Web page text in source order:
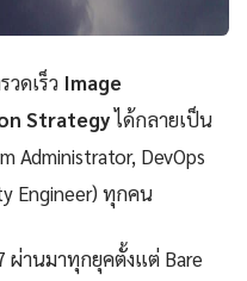
ดเร็ว Image
Strategyได้กลายเป็น
Administrator, DevOps
Engineer) ทุกคน
ผ่านมาทุกยุคตั้งแต่ Bare